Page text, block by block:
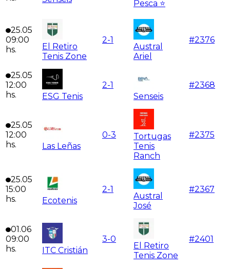
Pesca ⭐
25.05
09:00
hs.
El Retiro
Tenis Zone
2-1
Austral
Ariel
#2376
25.05
12:00
hs.
ESG Tenis
2-1
Senseis
#2368
25.05
12:00
hs.
Las Leñas
0-3
Tortugas
Tenis
Ranch
#2375
25.05
15:00
hs.
Ecotenis
2-1
Austral
José
#2367
01.06
09:00
hs.
ITC Cristián
3-0
El Retiro
Tenis Zone
#2401